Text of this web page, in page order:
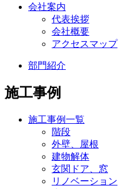
会社案内
代表挨拶
会社概要
アクセスマップ
部門紹介
施工事例
施工事例一覧
階段
外壁、屋根
建物解体
玄関ドア、窓
リノベーション